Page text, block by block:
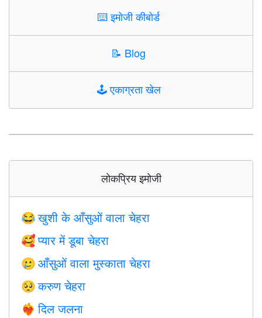
⌨️इमोजी कीबोर्ड
📝 Blog
🕹️एकाग्रता खेल
लोकप्रिय इमोजी
😂 खुशी के आँसुओं वाला चेहरा
🥰 प्यार में डूबा चेहरा
🥲 आँसुओं वाला मुस्काता चेहरा
🥺 करुण चेहरा
❤️‍🔥 दिल जलना